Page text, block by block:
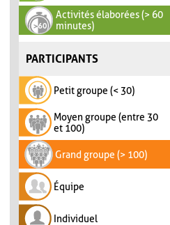
Activités élaborées (> 60
minutes)
PARTICIPANTS
Petit groupe (< 30)
Moyen groupe (entre 30
et 100)
Grand groupe (> 100)
Équipe
Individuel